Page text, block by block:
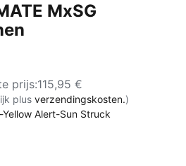
MxSG
prijs:115,95 €
plus verzendingskosten.)
Alert-Sun Struck
Alert-Sun Struck